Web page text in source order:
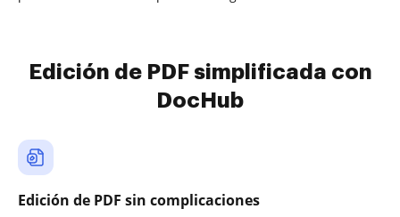
Edición de PDF simplificada con
DocHub
Edición de PDF sin complicaciones